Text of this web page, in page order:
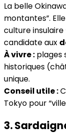
La belle
montantes”.
culture
candidate aux
À vivre : plages
historiques
unique.
Conseil utile :
Tokyo pour
3.